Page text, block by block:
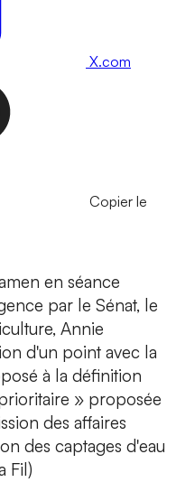
X.com
Copier le
en séance
par le Sénat, le
Annie
d'un point avec la
à la définition
» proposée
des affaires
des captages d'eau
Fil)